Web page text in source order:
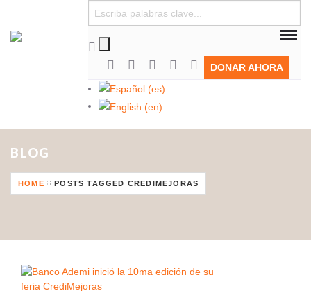
DONAR AHORA
BLOG
HOME POSTS TAGGED CREDIMEJORAS